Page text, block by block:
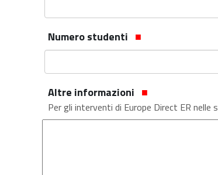
Numero studenti
Altre informazioni
Per gli interventi di Europe Direct ER